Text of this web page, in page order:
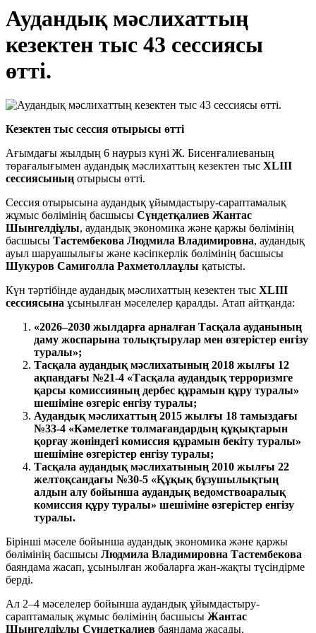
Аудандық мәслихаттың
кезектен тыс 43 сессиясы
өтті.
Кезектен тыс сессия отырысы өтті
Ағымдағы жылдың 6 наурыз күні Ж. Бисенғалиеваның
төрағалығымен аудандық мәслихаттың кезектен тыс XLIII
сессиясының отырысы өтті.
Сессия отырысына аудандық ұйымдастыру-сараптамалық
жұмыс бөлімінің басшысы Сүндетқалиев Жантас
Шынгелдіұлы, аудандық экономика және қаржы бөлімінің
басшысы Тастембекова Людмила Владимировна, аудандық
ауыл шаруашылығы және кәсіпкерлік бөлімінің басшысы
Шукуров Самиголла Рахметоллаұлы қатысты.
Күн тәртібінде аудандық мәслихаттың кезектен тыс XLIII
сессиясына ұсынылған мәселелер қаралды. Атап айтқанда:
«2026–2030 жылдарға арналған Тасқала ауданының
даму жоспарына толықтырулар мен өзгерістер енгізу
туралы»;
Тасқала аудандық мәслихатының 2018 жылғы 12
ақпандағы №21-4 «Тасқала аудандық терроризмге
қарсы комиссияның дербес құрамын құру туралы»
шешіміне өзгеріс енгізу туралы;
Аудандық мәслихаттың 2015 жылғы 18 тамыздағы
№33-4 «Кәмелетке толмағандардың құқықтарын
қорғау жөніндегі комиссия құрамын бекіту туралы»
шешіміне өзгерістер енгізу туралы;
Тасқала аудандық мәслихатының 2010 жылғы 22
желтоқсандағы №30-5 «Құқық бұзушылықтың
алдын алу бойынша аудандық ведомствоаралық
комиссия құру туралы» шешіміне өзгерістер енгізу
туралы.
Бірінші мәселе бойынша аудандық экономика және қаржы
бөлімінің басшысы Людмила Владимировна Тастембекова
баяндама жасап, ұсынылған жобаларға жан-жақты түсіндірме
берді.
Ал 2–4 мәселелер бойынша аудандық ұйымдастыру-
сараптамалық жұмыс бөлімінің басшысы Жантас
Шынгелдіұлы Сүндетқалиев баяндама жасады.